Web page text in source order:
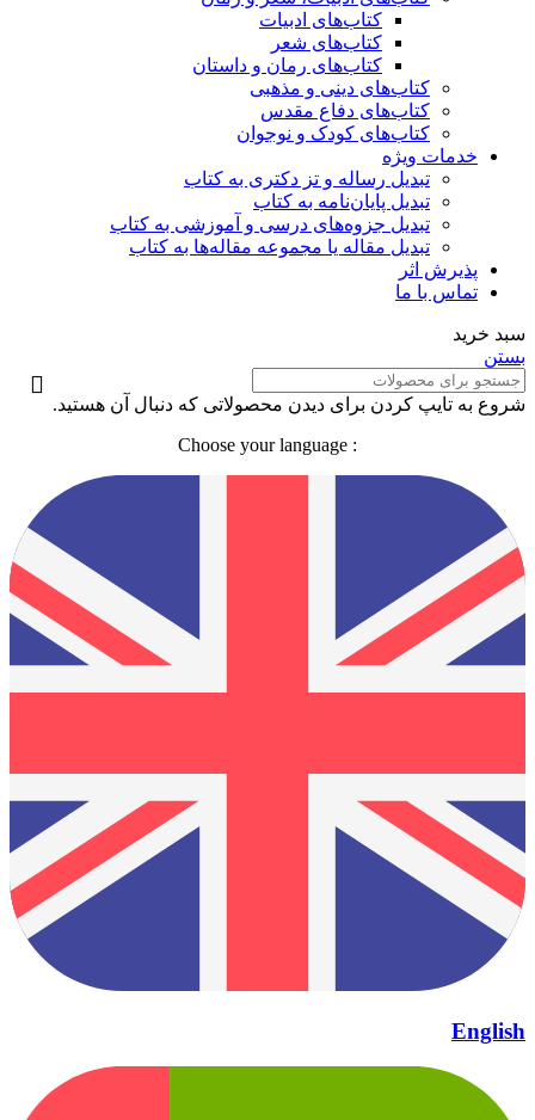
کتاب‌های ادبیات
کتاب‌های شعر
کتاب‌های رمان و داستان
کتاب‌های دینی و مذهبی
کتاب‌های دفاع مقدس
کتاب‌های کودک و نوجوان
خدمات ویژه
تبدیل رساله و تز دکتری به کتاب
تبدیل پایان‌نامه به کتاب
تبدیل جزوه‌های درسی و آموزشی به کتاب
تبدیل مقاله یا مجموعه مقاله‌ها به کتاب
پذیرش اثر
تماس با ما
سبد خرید
بستن
شروع به تایپ کردن برای دیدن محصولاتی که دنبال آن هستید.
: Choose your language
English